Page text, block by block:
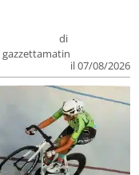
di
gazzettamatin
il 07/08/2026